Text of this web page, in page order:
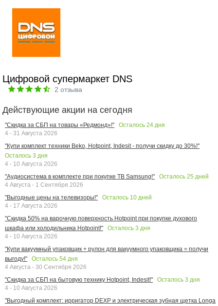
Цифровой супермаркет DNS
2 отзыва
Действующие акции на сегодня
"Скидка за СБП на товары «Редмонд»!" Осталось 24 дня
4 - 31 Августа 2026
"Купи комплект техники Beko, Hotpoint, Indesit - получи скидку до 30%!"
Осталось 3 дня
4 - 10 Августа 2026
"Аудиосистема в комплекте при покупке ТВ Samsung!"
Осталось 25 дней
4 Августа - 1 Сентября 2026
"Выгодные цены на телевизоры!"
Осталось 10 дней
4 - 17 Августа 2026
"Скидка 50% на варочную поверхность Hotpoint при покупке духового
шкафа или холодильника Hotpoint!"
Осталось 3 дня
4 - 10 Августа 2026
"Купи вакуумный упаковщик + рулон для вакуумного упаковщика = получи
выгоду!"
Осталось 54 дня
4 Августа - 30 Сентября 2026
"Скидка за СБП на бытовую технику Hotpoint, Indesit!"
Осталось 3 дня
4 - 10 Августа 2026
"Выгодный комплект: ирригатор DEXP и электрическая зубная щетка Longa